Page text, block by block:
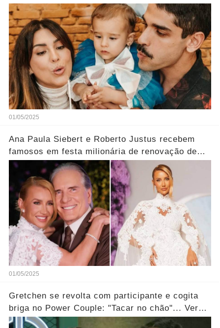
filha
01/05/2025
Ana Paula Siebert e Roberto Justus recebem
famosos em festa milionária de renovação de
votos; veja looks
01/05/2025
Gretchen se revolta com participante e cogita
briga no Power Couple: "Tacar no chão"... Ver
mais